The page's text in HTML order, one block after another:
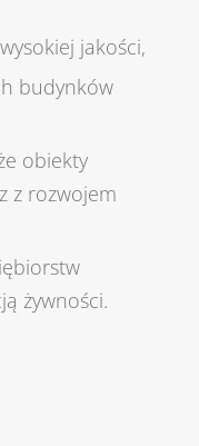
jakości,
budynków
obiekty
z rozwojem
żywności.